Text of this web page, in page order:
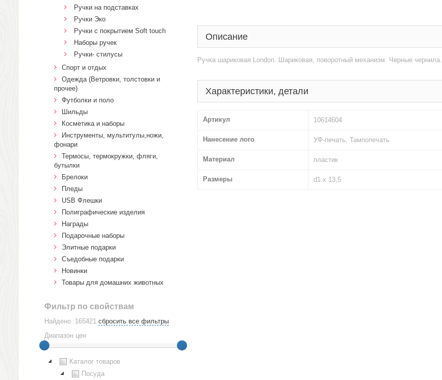
Описание
Ручка шариковая London. Шариковая, поворотный механизм. Черные чернила.
Характеристики, детали
Артикул 10614604
Нанесение лого УФ-печать, Тампопечать
Материал пластик
Размеры d1 х 13,5
Ручки на подставках
Ручки Эко
Ручки с покрытием Soft touch
Наборы ручек
Ручки- стилусы
Спорт и отдых
Одежда (Ветровки, толстовки и
прочее)
Футболки и поло
Шильды
Косметика и наборы
Инструменты, мультитулы,ножи,
фонари
Термосы, термокружки, фляги,
бутылки
Брелоки
Пледы
USB Флешки
Полиграфические изделия
Награды
Подарочные наборы
Элитные подарки
Cъедобные подарки
Новинки
Товары для домашних животных
Фильтр по свойствам
Найдено :165421 сбросить все фильтры
Диапазон цен
Каталог товаров
Посуда